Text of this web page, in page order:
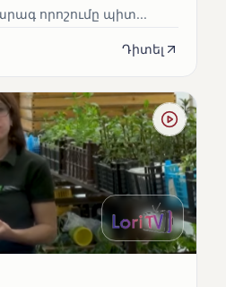
որոշումը պիտ...
Դիտել